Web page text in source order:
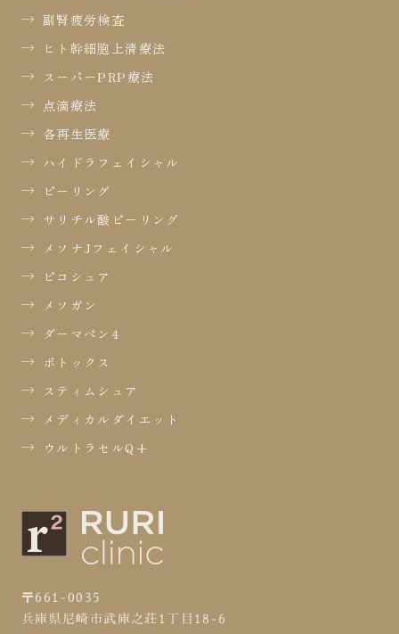
副腎疲労検査
ヒト幹細胞上清療法
スーパーPRP療法
点滴療法
各再生医療
ハイドラフェイシャル
ピーリング
サリチル酸ピーリング
メソナJフェイシャル
ピコシュア
メソガン
ダーマペン4
ボトックス
スティムシュア
メディカルダイエット
ウルトラセルQ+
〒661-0035
兵庫県尼崎市武庫之荘1丁目18-6